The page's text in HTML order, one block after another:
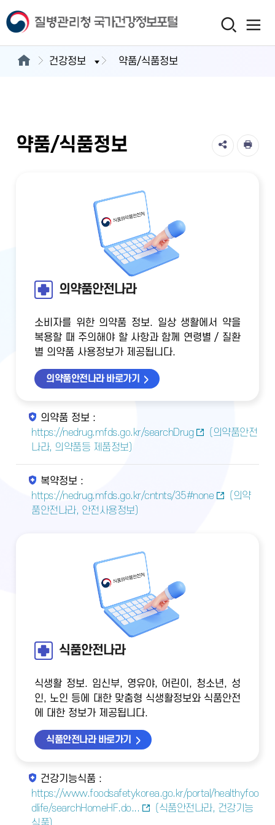
건강정보 약품/식품정보
약품/식품정보
의약품안전나라
소비자를 위한 의약품 정보. 일상 생활에서 약을
복용할 때 주의해야 할 사항과 함께 연령별 / 질환
별 의약품 사용정보가 제공됩니다.
의약품안전나라 바로가기
의약품 정보 :
https://nedrug.mfds.go.kr/searchDrug
(의약품안전
나라, 의약품등 제품정보)
복약정보 :
https://nedrug.mfds.go.kr/cntnts/35#none
(의약
품안전나라, 안전사용정보)
식품안전나라
식생활 정보. 임신부, 영유야, 어린이, 청소년, 성
인, 노인 등에 대한 맞춤형 식생활정보와 식품안전
에 대한 정보가 제공됩니다.
식품안전나라 바로가기
건강기능식품 :
https://www.foodsafetykorea.go.kr/portal/healthyfoo
dlife/searchHomeHF.do...
(식품안전나라, 건강기능